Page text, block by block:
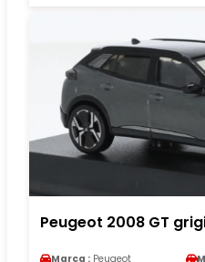
Peugeot 2008 GT
Marca : Peugeot